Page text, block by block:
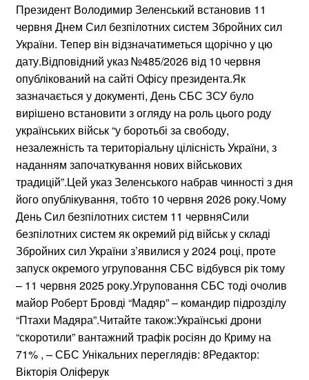
Президент Володимир Зеленський встановив 11
червня Днем Сил безпілотних систем Збройних сил
України. Тепер він відзначатиметься щорічно у цю
дату.Відповідний указ №485/2026 від 10 червня
опублікований на сайті Офісу президента.Як
зазначається у документі, День СБС ЗСУ було
вирішено встановити з огляду на роль цього роду
українських військ “у боротьбі за свободу,
незалежність та територіальну цілісність України, з
наданням започаткування нових військових
традицій”.Цей указ Зеленського набрав чинності з дня
його опублікування, тобто 10 червня 2026 року.Чому
День Сил безпілотних систем 11 червняСили
безпілотних систем як окремий рід військ у складі
Збройних сил України з’явилися у 2024 році, проте
запуск окремого угруповання СБС відбувся рік тому
– 11 червня 2025 року.Угруповання СБС тоді очолив
майор Роберт Бровді “Мадяр” – командир підрозділу
“Птахи Мадяра”.Читайте також:Українські дрони
“скоротили” вантажний трафік росіян до Криму на
71% , – СБС Унікальних переглядів: 8Редактор:
Вікторія Оліферук